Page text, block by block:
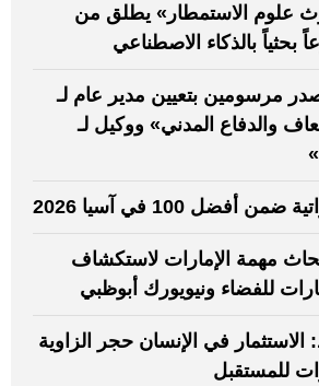
علوم الاستمطار» يطلق من
بحثياً بالذكاء الاصطناعي
مرسومين بتعيين مدير عام لـ
والدفاع المدني» ووكيل لـ
مهمة الإمارات لاستكشاف
للفضاء ونيويورك أبوظبي
الاستثمار في الإنسان حجر الزاوية
للمستقبل